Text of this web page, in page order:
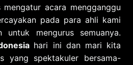
acara mengganggu
pada para ahli kami
untuk mengurus semuanya.
hari ini dan mari kita
yang spektakuler bersama-